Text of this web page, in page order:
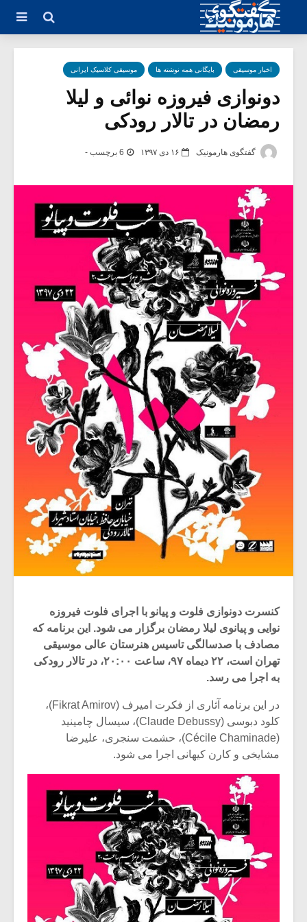
اخبار موسیقی بایگانی همه نوشته ها موسیقی کلاسیک ایرانی
دونوازی فیروزه نوائی و لیلا
رمضان در تالار رودکی
گفتگوی هارمونیک ۱۶ دی ۱۳۹۷ 6 برچسب -
کنسرت دونوازی فلوت و پیانو با اجرای فلوت فیروزه
نوایی و پیانوی لیلا رمضان برگزار می شود. این برنامه که
مصادف با صدسالگی تاسیس هنرستان عالی موسیقی
تهران است، ۲۲ دیماه ۹۷، ساعت ۲۰:۰۰، در تالار رودکی
به اجرا می رسد.
در این برنامه آثاری از فکرت امیرف (Fikrat Amirov)،
کلود دبوسی (Claude Debussy)، سیسال چامینید
(Cécile Chaminade)، حشمت سنجری، علیرضا
مشایخی و کارن کیهانی اجرا می شود.
میکلوش روژا
یادداشتی بر موسیقی
متن فیلم «متری